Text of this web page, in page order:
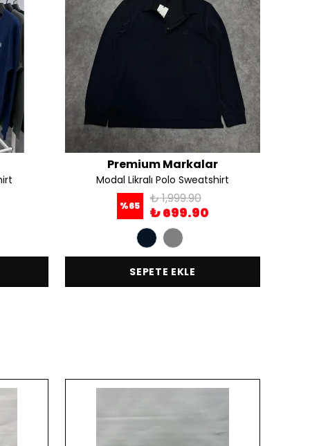
Premium Markalar
Modal Likralı Polo Sweatshirt
%65 ₺ 1,999.90
₺ 699.90
SEPETE EKLE